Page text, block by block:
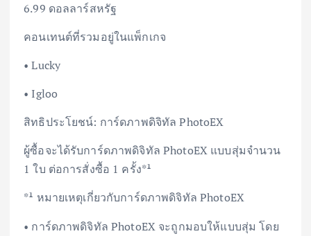
6.99 ดอลลาร์สหรัฐ
คอนเทนต์ที่รวมอยู่ในแพ็กเกจ
• Lucky
• Igloo
สิทธิประโยชน์: การ์ดภาพดิจิทัล PhotoEX
ผู้ซื้อจะได้รับการ์ดภาพดิจิทัล PhotoEX แบบสุ่มจำนวน
1 ใบ ต่อการสั่งซื้อ 1 ครั้ง*¹
*¹ หมายเหตุเกี่ยวกับการ์ดภาพดิจิทัล PhotoEX
• การ์ดภาพดิจิทัล PhotoEX จะถูกมอบให้แบบสุ่ม โดย